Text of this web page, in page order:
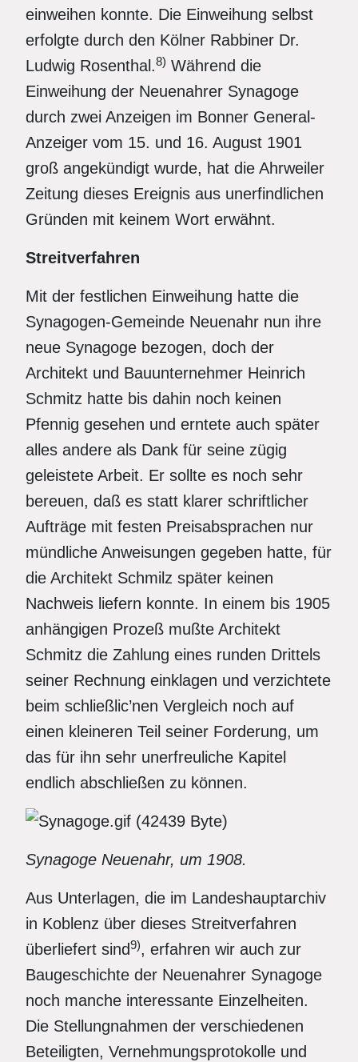
einweihen konnte. Die Einweihung selbst
erfolgte durch den Kölner Rabbiner Dr.
Ludwig Rosenthal.8) Während die
Einweihung der Neuenahrer Synagoge
durch zwei Anzeigen im Bonner General-
Anzeiger vom 15. und 16. August 1901
groß angekündigt wurde, hat die Ahrweiler
Zeitung dieses Ereignis aus unerfindlichen
Gründen mit keinem Wort erwähnt.
Streitverfahren
Mit der festlichen Einweihung hatte die
Synagogen-Gemeinde Neuenahr nun ihre
neue Synagoge bezogen, doch der
Architekt und Bauunternehmer Heinrich
Schmitz hatte bis dahin noch keinen
Pfennig gesehen und erntete auch später
alles andere als Dank für seine zügig
geleistete Arbeit. Er sollte es noch sehr
bereuen, daß es statt klarer schriftlicher
Aufträge mit festen Preisabsprachen nur
mündliche Anweisungen gegeben hatte, für
die Architekt Schmilz später keinen
Nachweis liefern konnte. In einem bis 1905
anhängigen Prozeß mußte Architekt
Schmitz die Zahlung eines runden Drittels
seiner Rechnung einklagen und verzichtete
beim schließlic’nen Vergleich noch auf
einen kleineren Teil seiner Forderung, um
das für ihn sehr unerfreuliche Kapitel
endlich abschließen zu können.
Synagoge Neuenahr, um 1908.
Aus Unterlagen, die im Landeshauptarchiv
in Koblenz über dieses Streitverfahren
überliefert sind9), erfahren wir auch zur
Baugeschichte der Neuenahrer Synagoge
noch manche interessante Einzelheiten.
Die Stellungnahmen der verschiedenen
Beteiligten, Vernehmungsprotokolle und